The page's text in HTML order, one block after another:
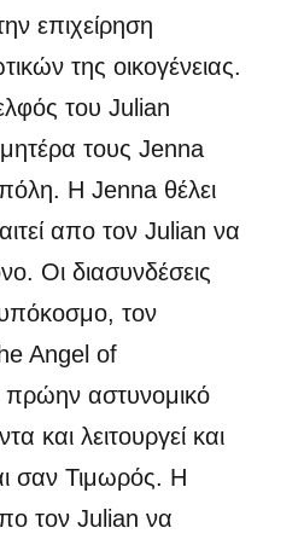
επιχείρηση
της οικογένειας.
του Julian
τους Jenna
Η Jenna θέλει
απο τον Julian να
Οι διασυνδέσεις
τον
Angel of
αστυνομικό
και λειτουργεί και
σαν Τιμωρός. Η
τον Julian να